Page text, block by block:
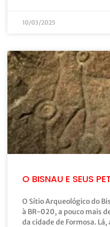
10/03/2025
O BISNAU E SEUS
O Sítio Arqueológico do
à BR-020, a pouco mais
da cidade de Formosa.